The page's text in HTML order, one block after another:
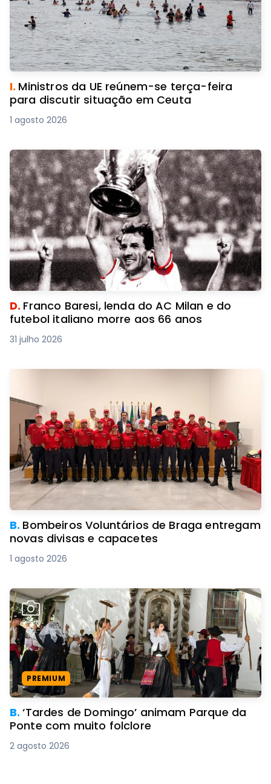
I. Ministros da UE reúnem-se terça-feira
para discutir situação em Ceuta
1 agosto 2026
D. Franco Baresi, lenda do AC Milan e do
futebol italiano morre aos 66 anos
31 julho 2026
B. Bombeiros Voluntários de Braga entregam
novas divisas e capacetes
1 agosto 2026
PREMIUM
B.‘Tardes de Domingo’ animam Parque da
Ponte com muito folclore
2 agosto 2026